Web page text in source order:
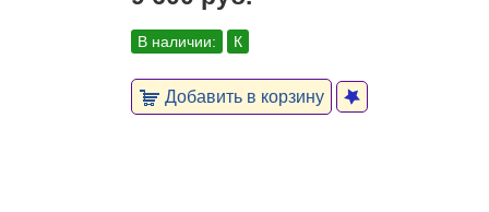
В наличии: К
Добавить в корзину